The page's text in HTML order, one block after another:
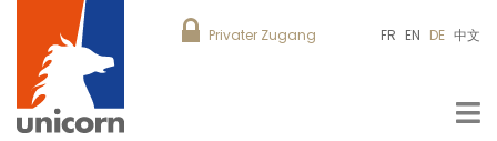
Privater Zugang FR EN DE 中文